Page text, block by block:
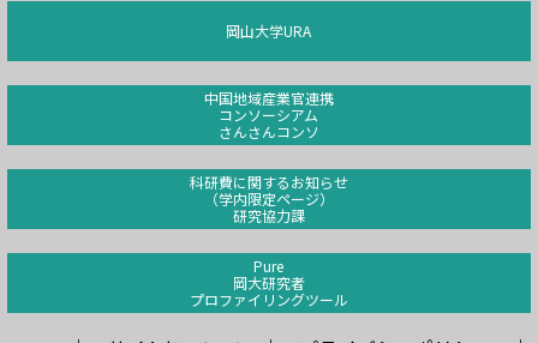
岡山大学URA
中国地域産業官連携
コンソーシアム
さんさんコンソ
科研費に関するお知らせ
（学内限定ページ）
研究協力課
Pure
岡大研究者
プロファイリングツール